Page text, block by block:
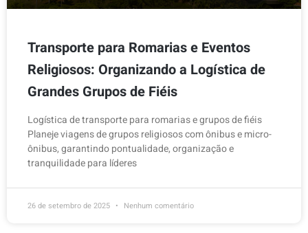
Transporte para Romarias e Eventos
Religiosos: Organizando a Logística de
Grandes Grupos de Fiéis
Logística de transporte para romarias e grupos de fiéis
Planeje viagens de grupos religiosos com ônibus e micro-
ônibus, garantindo pontualidade, organização e
tranquilidade para líderes
26 de setembro de 2025 Nenhum comentário